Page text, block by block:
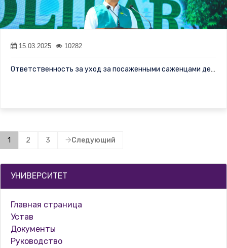
15.03.2025 10282
Ответственность за уход за посаженными саженцами деревьев возлож…
1 2 3 Следующий
УНИВЕРСИТЕТ
Главная страница
Устав
Документы
Руководство